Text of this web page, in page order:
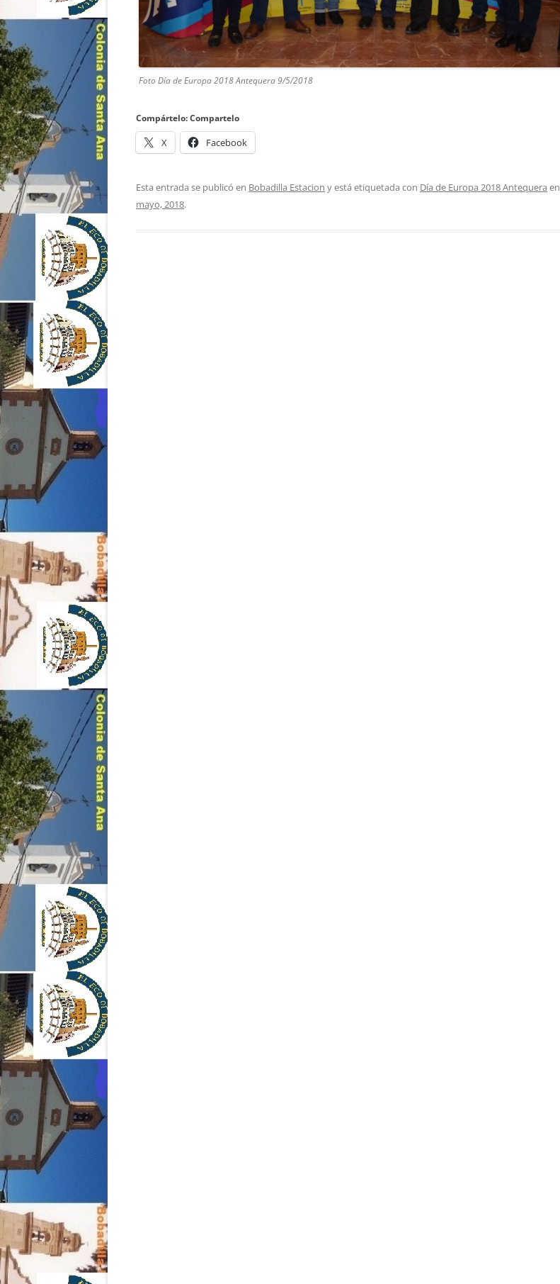
Foto Día de Europa 2018 Antequera 9/5/2018
Compártelo: Compartelo
X Facebook
Esta entrada se publicó en Bobadilla Estacion y está etiquetada con Día de Europa 2018 Antequera en
mayo, 2018.